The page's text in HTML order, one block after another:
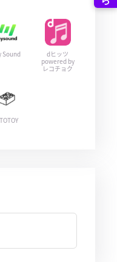
Sound
dヒッツ
powered by
レコチョク